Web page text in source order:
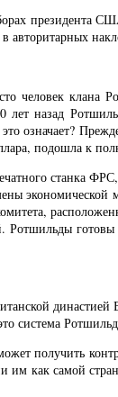
президента
человек
назад
означает?
подошла к
станка
Ротшильды
система
получить
им как самой